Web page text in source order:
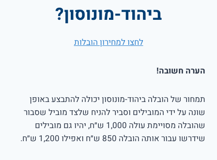
ביהוד-מונוסון?
לחצו למחירון הובלות
הערה חשובה!
תמחור של הובלה ביהוד-מונוסון יכולה להתבצע באופן
שונה על ידי המובילים וסביר להניח שלצד מוביל שסבור
שהובלה מסויימת עולה 1,000 ש״ח, יהיו גם מובילים
שידרשו עבור אותה הובלה 850 ש״ח ואפילו 1,200 ש״ח.